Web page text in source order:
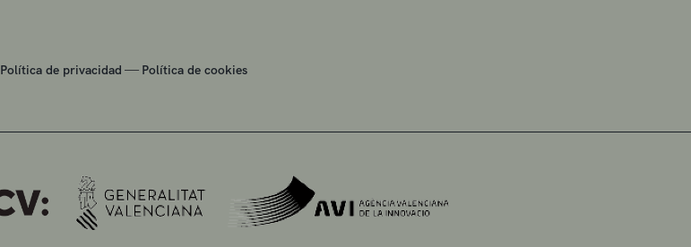
Política de privacidad — Política de cookies